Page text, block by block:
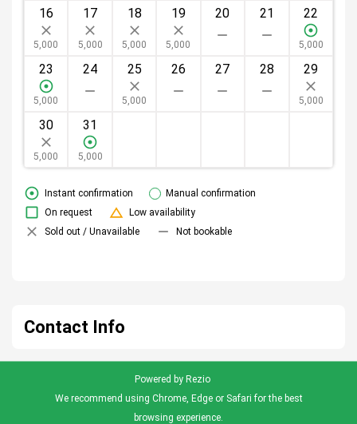
16
5,000
17
5,000
18
5,000
19
5,000
20 21 22
5,000
23
5,000
24 25
5,000
26 27 28 29
5,000
30
5,000
31
5,000
Instant confirmation
Manual confirmation
On request
Low availability
Sold out / Unavailable
Not bookable
Contact Info
Powered by Rezio
We recommend using Chrome, Edge or Safari for the best
browsing experience.